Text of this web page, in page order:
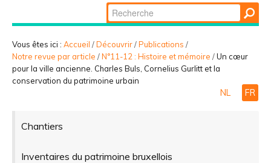
PARTICIPER
Chercher par
Recherche
avancée…
Vous êtes ici : Accueil /Découvrir/Publications /
Notre revue par article /N°11-12 : Histoire et mémoire /Un cœur
pour la ville ancienne. Charles Buls, Cornelius Gurlitt et la
conservation du patrimoine urbain
NL FR
Chantiers
Inventaires du patrimoine bruxellois